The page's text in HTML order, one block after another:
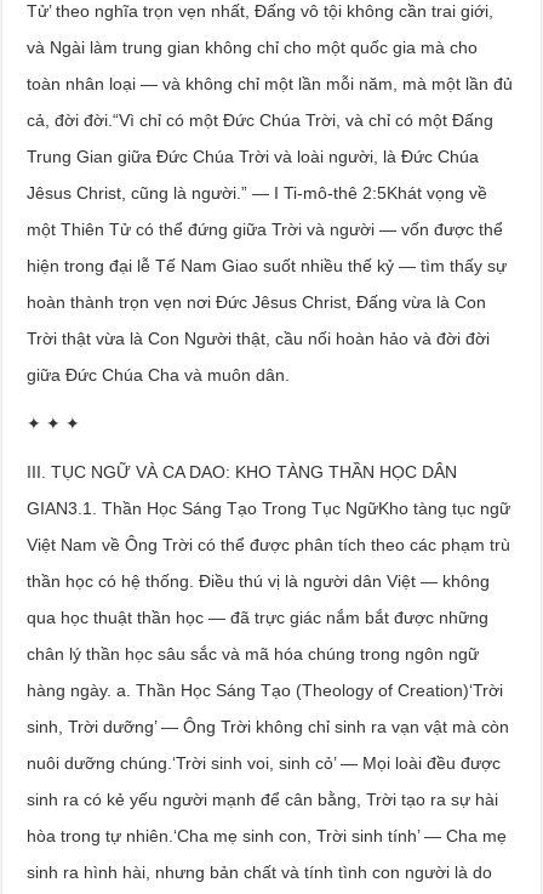
Tử’ theo nghĩa trọn vẹn nhất, Đấng vô tội không cần trai giới,
và Ngài làm trung gian không chỉ cho một quốc gia mà cho
toàn nhân loại — và không chỉ một lần mỗi năm, mà một lần đủ
cả, đời đời.“Vì chỉ có một Đức Chúa Trời, và chỉ có một Đấng
Trung Gian giữa Đức Chúa Trời và loài người, là Đức Chúa
Jêsus Christ, cũng là người.” — I Ti-mô-thê 2:5Khát vọng về
một Thiên Tử có thể đứng giữa Trời và người — vốn được thể
hiện trong đại lễ Tế Nam Giao suốt nhiều thế kỷ — tìm thấy sự
hoàn thành trọn vẹn nơi Đức Jêsus Christ, Đấng vừa là Con
Trời thật vừa là Con Người thật, cầu nối hoàn hảo và đời đời
giữa Đức Chúa Cha và muôn dân.
✦ ✦ ✦
III. TỤC NGỮ VÀ CA DAO: KHO TÀNG THẦN HỌC DÂN
GIAN3.1. Thần Học Sáng Tạo Trong Tục NgữKho tàng tục ngữ
Việt Nam về Ông Trời có thể được phân tích theo các phạm trù
thần học có hệ thống. Điều thú vị là người dân Việt — không
qua học thuật thần học — đã trực giác nắm bắt được những
chân lý thần học sâu sắc và mã hóa chúng trong ngôn ngữ
hàng ngày. a. Thần Học Sáng Tạo (Theology of Creation)‘Trời
sinh, Trời dưỡng’ — Ông Trời không chỉ sinh ra vạn vật mà còn
nuôi dưỡng chúng.‘Trời sinh voi, sinh cỏ’ — Mọi loài đều được
sinh ra có kẻ yếu người mạnh để cân bằng, Trời tạo ra sự hài
hòa trong tự nhiên.‘Cha mẹ sinh con, Trời sinh tính’ — Cha mẹ
sinh ra hình hài, nhưng bản chất và tính tình con người là do